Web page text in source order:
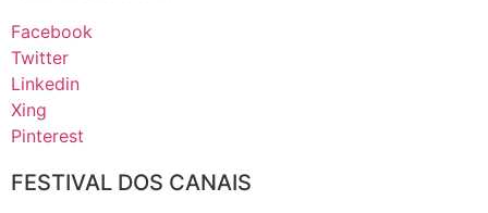
Facebook
Twitter
Linkedin
Xing
Pinterest
FESTIVAL DOS CANAIS